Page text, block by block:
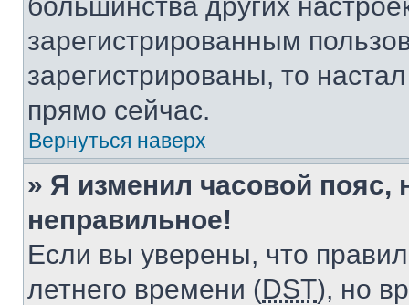
зарегистрированным
зарегистрированы, то
прямо сейчас.
Вернуться наверх
» Я изменил часовой пояс,
неправильное!
Если вы уверены, что
летнего времени (DST), но